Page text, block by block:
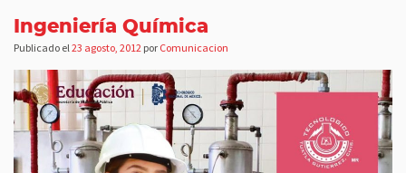
Ingeniería Química
Publicado el 23 agosto, 2012 por Comunicacion